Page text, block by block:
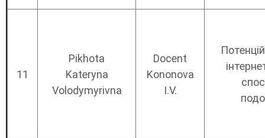
11
Pikhota
Kateryna
Volodymyrivna
Docent
Kononova
I.V.